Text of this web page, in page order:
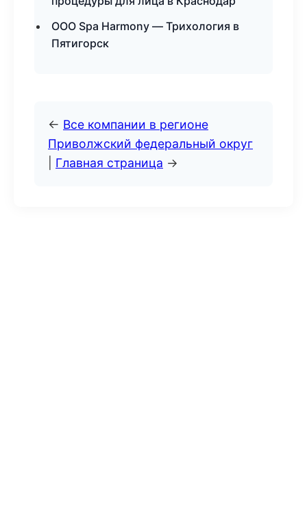
ООО Spa Harmony — Трихология в
Пятигорск
← Все компании в регионе
Приволжский федеральный округ
Главная страница →